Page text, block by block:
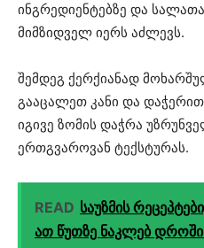
ინგრედიენტებზე და
მიმზიდველ იერს აძლევს.
შემდეგ ქერქიანად
გააცალეთ კანი და დაჭერით
იგივე ზომის დაჭრა
ერთგვაროვან ტექსტურას.
READ საუზმის
ათ წუთზე ნაკლებ დროში